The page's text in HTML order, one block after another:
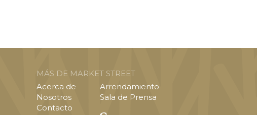
MÁS DE MARKET STREET
Acerca de
Nosotros
Contacto
Arrendamiento
Sala de Prensa